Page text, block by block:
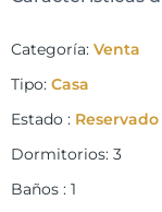
Categoría: Venta
Tipo: Casa
Estado : Reservado
Dormitorios: 3
Baños : 1